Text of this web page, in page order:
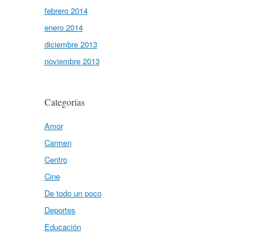
febrero 2014
enero 2014
diciembre 2013
noviembre 2013
Categorías
Amor
Carmen
Centro
Cine
De todo un poco
Deportes
Educación